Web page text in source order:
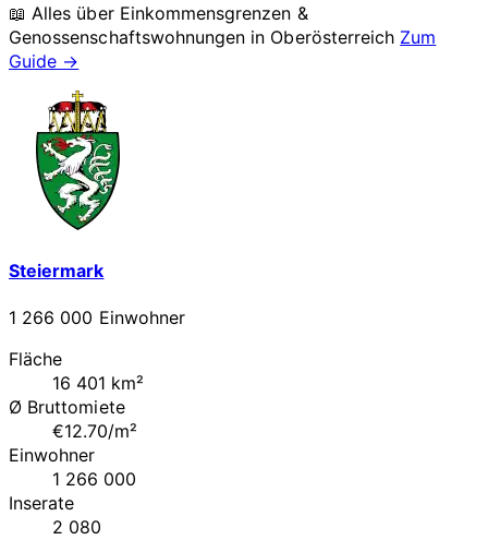
📖 Alles über Einkommensgrenzen &
Genossenschaftswohnungen in Oberösterreich Zum
Guide →
Steiermark
1 266 000 Einwohner
Fläche
16 401 km²
Ø Bruttomiete
€12.70/m²
Einwohner
1 266 000
Inserate
2 080